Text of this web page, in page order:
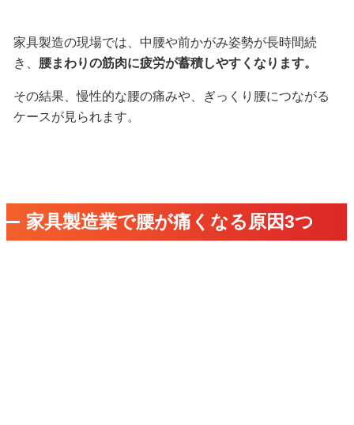
家具製造の現場では、中腰や前かがみ姿勢が長時間続
き、
腰まわりの筋肉に疲労が蓄積しやすくなります。
その結果、慢性的な腰の痛みや、ぎっくり腰につながる
ケースが見られます。
家具製造業で腰が痛くなる原因3つ